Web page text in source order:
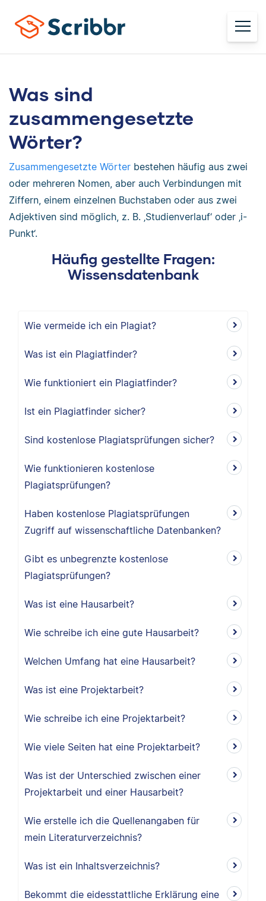
Was sind
zusammengesetzte
Wörter?
Zusammengesetzte Wörter bestehen häufig aus zwei
oder mehreren Nomen, aber auch Verbindungen mit
Ziffern, einem einzelnen Buchstaben oder aus zwei
Adjektiven sind möglich, z. B. ‚Studienverlauf‘ oder ‚i-
Punkt‘.
Häufig gestellte Fragen:
Wissensdatenbank
Wie vermeide ich ein Plagiat?
Was ist ein Plagiatfinder?
Wie funktioniert ein Plagiatfinder?
Ist ein Plagiatfinder sicher?
Sind kostenlose Plagiatsprüfungen sicher?
Wie funktionieren kostenlose
Plagiatsprüfungen?
Haben kostenlose Plagiatsprüfungen
Zugriff auf wissenschaftliche Datenbanken?
Gibt es unbegrenzte kostenlose
Plagiatsprüfungen?
Was ist eine Hausarbeit?
Wie schreibe ich eine gute Hausarbeit?
Welchen Umfang hat eine Hausarbeit?
Was ist eine Projektarbeit?
Wie schreibe ich eine Projektarbeit?
Wie viele Seiten hat eine Projektarbeit?
Was ist der Unterschied zwischen einer
Projektarbeit und einer Hausarbeit?
Wie erstelle ich die Quellenangaben für
mein Literaturverzeichnis?
Was ist ein Inhaltsverzeichnis?
Bekommt die eidesstattliche Erklärung eine